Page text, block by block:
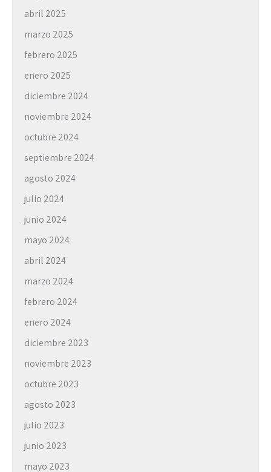
abril 2025
marzo 2025
febrero 2025
enero 2025
diciembre 2024
noviembre 2024
octubre 2024
septiembre 2024
agosto 2024
julio 2024
junio 2024
mayo 2024
abril 2024
marzo 2024
febrero 2024
enero 2024
diciembre 2023
noviembre 2023
octubre 2023
agosto 2023
julio 2023
junio 2023
mayo 2023